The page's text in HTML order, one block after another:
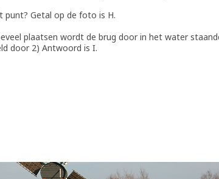
punt? Getal op de foto is H.
plaatsen wordt de brug door in het water
door 2) Antwoord is I.